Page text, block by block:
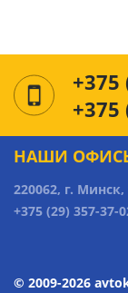
+375
+375
НАШИ
220062, г.
+375 (29) 357-37-
© 2009-2026